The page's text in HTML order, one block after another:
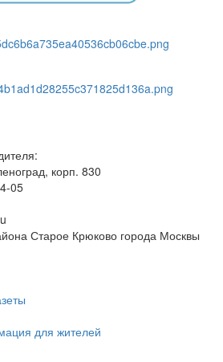
корп. 830
05
Старое Крюково города Москвы
для жителей